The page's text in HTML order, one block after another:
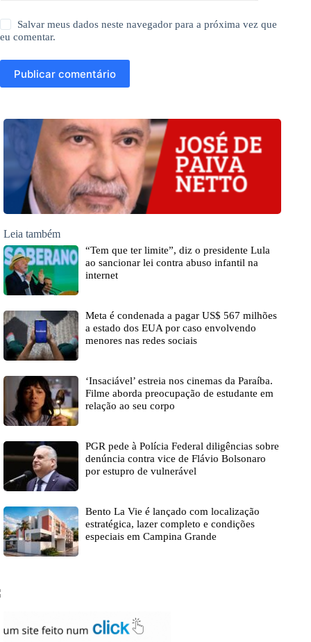
Salvar meus dados neste navegador para a próxima vez que
eu comentar.
Publicar comentário
Leia também
“Tem que ter limite”, diz o presidente Lula
ao sancionar lei contra abuso infantil na
internet
Meta é condenada a pagar US$ 567 milhões
a estado dos EUA por caso envolvendo
menores nas redes sociais
‘Insaciável’ estreia nos cinemas da Paraíba.
Filme aborda preocupação de estudante em
relação ao seu corpo
PGR pede à Polícia Federal diligências sobre
denúncia contra vice de Flávio Bolsonaro
por estupro de vulnerável
Bento La Vie é lançado com localização
estratégica, lazer completo e condições
especiais em Campina Grande